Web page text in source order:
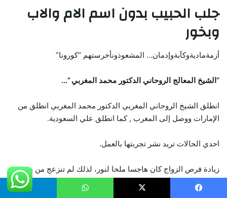
جلب الحبيب بدون اسم الام والاب
وبخور
أزمةماديةوكآبةوإدمان… المشعوذونأخرستهم “كورونا”
“الشيخ المعالج الروحاني الدكتور محمد المغربي ”…
انطلق الشيخ الروحاني المغربي الدكتور محمد المغربي انطلق من
الإمارات ووصل إلى المغرب , كما انطلق علي السعودية.
احدي الحالات تريد نشر تجربتها بالعمل.
زيادة فرص الزواج كان هاجسا ملحا لنور، لذلك لم تنزعج من دفع